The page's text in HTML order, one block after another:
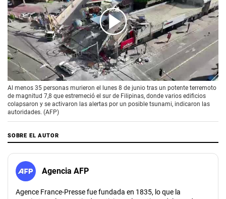
00:00/01:09
Al menos 35 personas murieron el lunes 8 de junio tras un potente terremoto
de magnitud 7,8 que estremeció el sur de Filipinas, donde varios edificios
colapsaron y se activaron las alertas por un posible tsunami, indicaron las
autoridades. (AFP)
SOBRE EL AUTOR
Agencia AFP
Agence France-Presse fue fundada en 1835, lo que la